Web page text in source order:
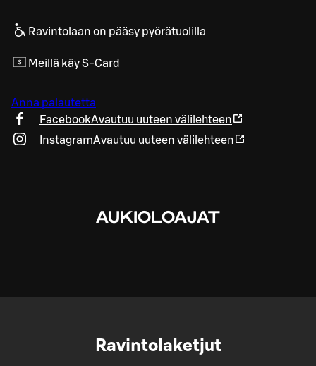
Ravintolaan on pääsy pyörätuolilla
Meillä käy S-Card
Anna palautetta
FacebookAvautuu uuteen välilehteen
InstagramAvautuu uuteen välilehteen
AUKIOLOAJAT
Ravintolaketjut